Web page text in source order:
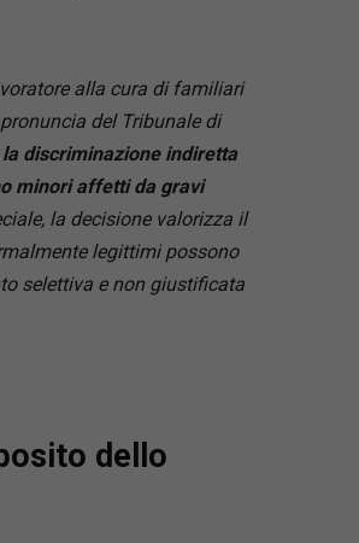
alla cura di familiari
del Tribunale di
la discriminazione indiretta
minori affetti da gravi
la decisione valorizza il
legittimi possono
selettiva e non giustificata
dello